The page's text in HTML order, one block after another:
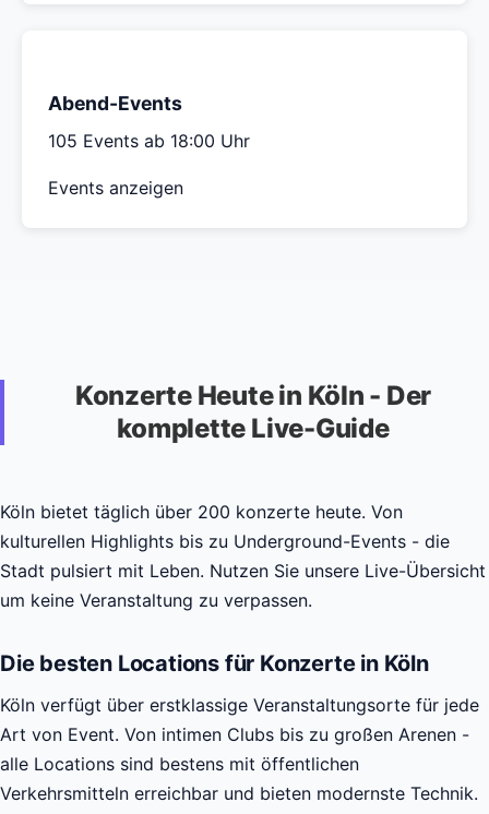
Abend-Events
105 Events ab 18:00 Uhr
Events anzeigen
Konzerte Heute in Köln - Der
komplette Live-Guide
Köln bietet täglich über 200 konzerte heute. Von
kulturellen Highlights bis zu Underground-Events - die
Stadt pulsiert mit Leben. Nutzen Sie unsere Live-Übersicht
um keine Veranstaltung zu verpassen.
Die besten Locations für Konzerte in Köln
Köln verfügt über erstklassige Veranstaltungsorte für jede
Art von Event. Von intimen Clubs bis zu großen Arenen -
alle Locations sind bestens mit öffentlichen
Verkehrsmitteln erreichbar und bieten modernste Technik.